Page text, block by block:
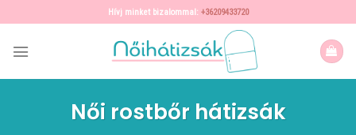
to
content
Hívj minket bizalommal: +36209433720
Női rostbőr hátizsák